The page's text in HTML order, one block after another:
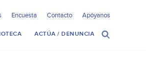
Encuesta Contacto Apóyanos
ACTÚA / DENUNCIA